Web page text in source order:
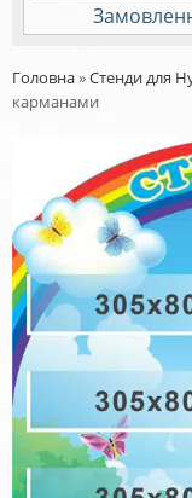
Головна»Стенди для
карманами